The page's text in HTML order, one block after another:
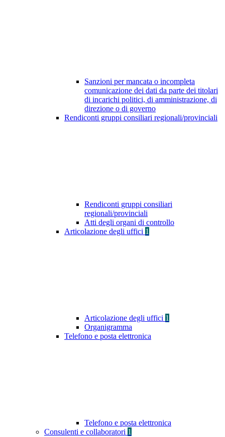
Sanzioni per mancata o incompleta
comunicazione dei dati da parte dei titolari
di incarichi politici, di amministrazione, di
direzione o di governo
Rendiconti gruppi consiliari regionali/provinciali
Rendiconti gruppi consiliari
regionali/provinciali
Atti degli organi di controllo
Articolazione degli uffici 1
Articolazione degli uffici 1
Organigramma
Telefono e posta elettronica
Telefono e posta elettronica
Consulenti e collaboratori 1